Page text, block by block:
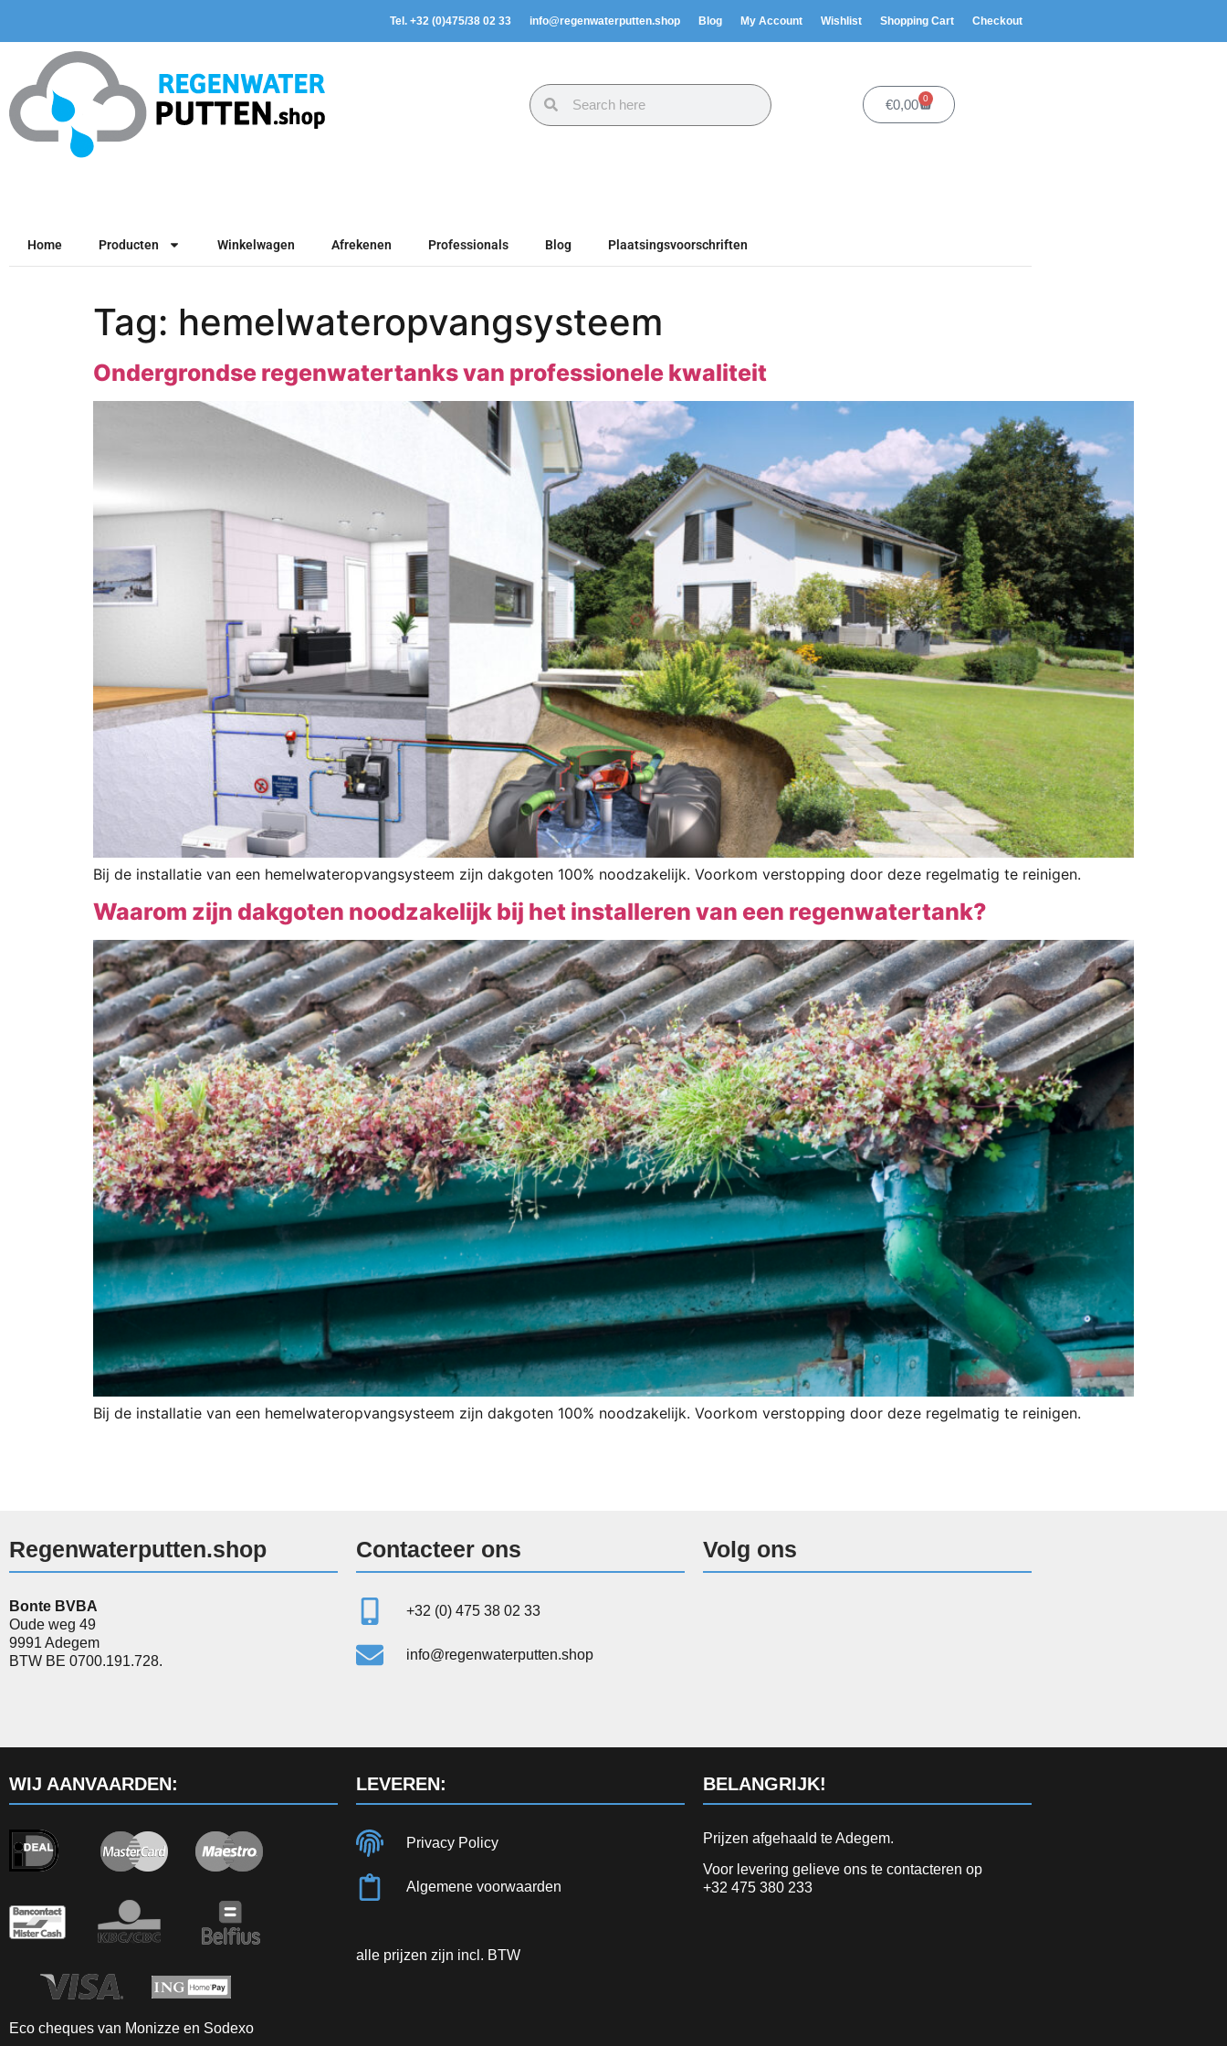
Tel. +32 (0)475/38 02 33 info@regenwaterputten.shop Blog My Account Wishlist Shopping Cart Checkout
€0,00 0
Home Producten Winkelwagen Afrekenen Professionals Blog Plaatsingsvoorschriften
Tag: hemelwateropvangsysteem
Ondergrondse regenwatertanks van professionele kwaliteit
Bij de installatie van een hemelwateropvangsysteem zijn dakgoten 100% noodzakelijk. Voorkom verstopping door deze regelmatig te reinigen.
Waarom zijn dakgoten noodzakelijk bij het installeren van een regenwatertank?
Bij de installatie van een hemelwateropvangsysteem zijn dakgoten 100% noodzakelijk. Voorkom verstopping door deze regelmatig te reinigen.
Regenwaterputten.shop
Bonte BVBA
Oude weg 49
9991 Adegem
BTW BE 0700.191.728.
Contacteer ons
+32 (0) 475 38 02 33
info@regenwaterputten.shop
Volg ons
WIJ AANVAARDEN:
Eco cheques van Monizze en Sodexo
LEVEREN:
Privacy Policy
Algemene voorwaarden
alle prijzen zijn incl. BTW
BELANGRIJK!
Prijzen afgehaald te Adegem.
Voor levering gelieve ons te contacteren op
+32 475 380 233